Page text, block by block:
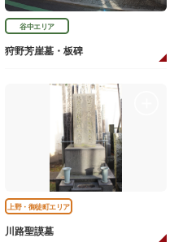
谷中エリア
狩野芳崖墓・板碑
上野・御徒町エリア
川路聖謨墓